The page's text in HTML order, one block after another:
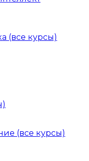
(все курсы)
(все курсы)